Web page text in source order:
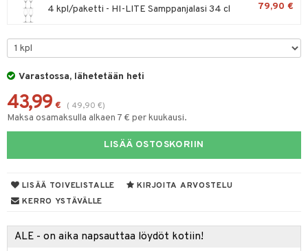
4 kpl/paketti - HI-LITE Samppanjalasi 34 cl 79,90 €
Varastossa, lähetetään heti
43,99 € ( 49,90 €)
Maksa osamaksulla alkaen 7 € per kuukausi.
LISÄÄ OSTOSKORIIN
LISÄÄ TOIVELISTALLE
KIRJOITA ARVOSTELU
KERRO YSTÄVÄLLE
ALE - on aika napsauttaa löydöt kotiin!
/ Outdoor
& Kulhot
Siivous
& Vihannesveitset